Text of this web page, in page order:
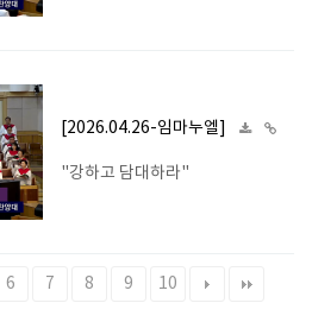
[2026.04.26-임마누엘]
"강하고 담대하라"
6 7 8 9 10